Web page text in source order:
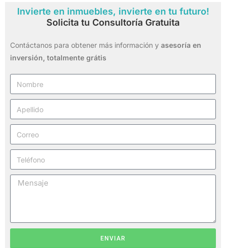
Invierte en inmuebles, invierte en tu futuro!
Solicita tu Consultoría Gratuita
Contáctanos para obtener más información y asesoría en
inversión, totalmente grátis
ENVIAR